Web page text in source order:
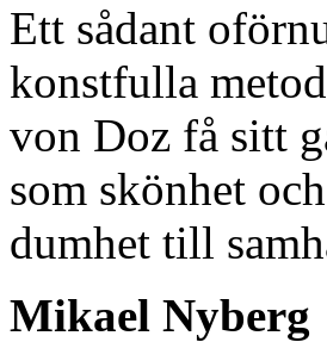
Ett sådant
konstfulla
von Doz få sitt
som skönhet
dumhet till
Mikael Nyberg